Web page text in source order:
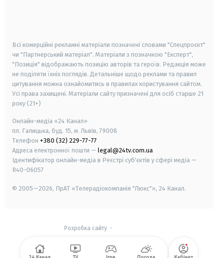
Всі комерційні рекламні матеріали позначені словами "Спецпроєкт"
чи "Партнерський матеріал". Матеріали з позначкою "Експерт",
"Позиція" відображають позицію авторів та героїв. Редакція може
не поділяти їхніх поглядів. Детальніше щодо реклами та правил
цитування можна ознайомитись в правилах користування сайтом.
Усі права захищені. Матеріали сайту призначені для осіб старше 21
року (21+)
Онлайн-медіа «24 Канал»
пл. Галицька, буд. 15, м. Львів, 79008
Телефон +380 (32) 229-77-77
Адреса електронної пошти — legal@24tv.com.ua
Ідентифікатор онлайн-медіа в Реєстрі суб'єктів у сфері медіа —
R40-06057
© 2005—2026, ПрАТ «Телерадіокомпанія "Люкс"», 24 Канал.
Розробка сайту-